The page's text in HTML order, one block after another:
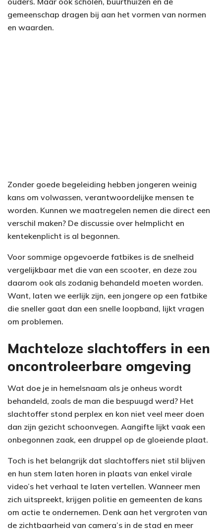
gemeenschap dragen bij aan het vormen van normen
en waarden.
Zonder goede begeleiding hebben jongeren weinig
kans om volwassen, verantwoordelijke mensen te
worden. Kunnen we maatregelen nemen die direct een
verschil maken? De discussie over helmplicht en
kentekenplicht is al begonnen.
Voor sommige opgevoerde fatbikes is de snelheid
vergelijkbaar met die van een scooter, en deze zou
daarom ook als zodanig behandeld moeten worden.
Want, laten we eerlijk zijn, een jongere op een fatbike
die sneller gaat dan een snelle loopband, lijkt vragen
om problemen.
Machteloze slachtoffers in een
oncontroleerbare omgeving
Wat doe je in hemelsnaam als je onheus wordt
behandeld, zoals de man die bespuugd werd? Het
slachtoffer stond perplex en kon niet veel meer doen
dan zijn gezicht schoonvegen. Aangifte lijkt vaak een
onbegonnen zaak, een druppel op de gloeiende plaat.
Toch is het belangrijk dat slachtoffers niet stil blijven
en hun stem laten horen in plaats van enkel virale
video’s het verhaal te laten vertellen. Wanneer men
zich uitspreekt, krijgen politie en gemeenten de kans
om actie te ondernemen. Denk aan het vergroten van
de zichtbaarheid van camera’s in de stad en meer